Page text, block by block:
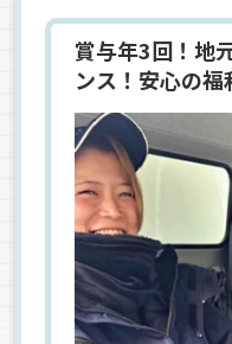
賞与年3回！地
ンス！安心の福